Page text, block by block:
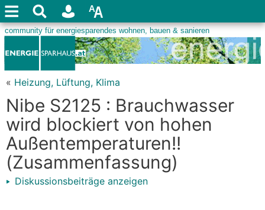
« Heizung, Lüftung, Klima
Nibe S2125 : Brauchwasser
wird blockiert von hohen
Außentemperaturen!!
(Zusammenfassung)
Diskussionsbeiträge anzeigen